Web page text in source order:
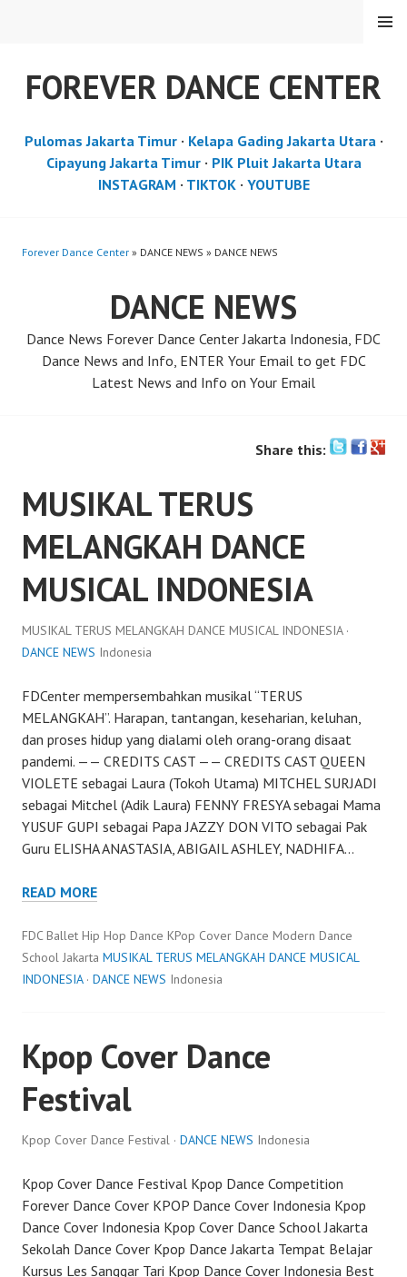
FOREVER DANCE CENTER
MENU
Pulomas Jakarta Timur· Kelapa Gading Jakarta Utara·
Cipayung Jakarta Timur· PIK Pluit Jakarta Utara
INSTAGRAM · TIKTOK· YOUTUBE
Forever Dance Center » DANCE NEWS » DANCE NEWS
DANCE NEWS
Dance News Forever Dance Center Jakarta Indonesia, FDC
Dance News and Info, ENTER Your Email to get FDC
Latest News and Info on Your Email
Share this:
MUSIKAL TERUS
MELANGKAH DANCE
MUSICAL INDONESIA
MUSIKAL TERUS MELANGKAH DANCE MUSICAL INDONESIA ·
DANCE NEWS Indonesia
FDCenter mempersembahkan musikal “TERUS
MELANGKAH”. Harapan, tantangan, keseharian, keluhan,
dan proses hidup yang dialami oleh orang-orang disaat
pandemi. —— CREDITS CAST —— CREDITS CAST QUEEN
VIOLETE sebagai Laura (Tokoh Utama) MITCHEL SURJADI
sebagai Mitchel (Adik Laura) FENNY FRESYA sebagai Mama
YUSUF GUPI sebagai Papa JAZZY DON VITO sebagai Pak
Guru ELISHA ANASTASIA, ABIGAIL ASHLEY, NADHIFA…
READ MORE
FDC Ballet Hip Hop Dance KPop Cover Dance Modern Dance
School Jakarta MUSIKAL TERUS MELANGKAH DANCE MUSICAL
INDONESIA· DANCE NEWS Indonesia
Kpop Cover Dance
Festival
Kpop Cover Dance Festival · DANCE NEWS Indonesia
Kpop Cover Dance Festival Kpop Dance Competition
Forever Dance Cover KPOP Dance Cover Indonesia Kpop
Dance Cover Indonesia Kpop Cover Dance School Jakarta
Sekolah Dance Cover Kpop Dance Jakarta Tempat Belajar
Kursus Les Sanggar Tari Kpop Dance Cover Indonesia Best